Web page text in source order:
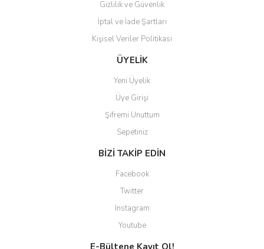
Gizlilik ve Güvenlik
İptal ve İade Şartları
Kişisel Veriler Politikası
ÜYELİK
Yeni Üyelik
Üye Girişi
Şifremi Unuttum
Sepetiniz
BİZİ TAKİP EDİN
Facebook
Twitter
Instagram
Youtube
E-Bültene Kayıt Ol!